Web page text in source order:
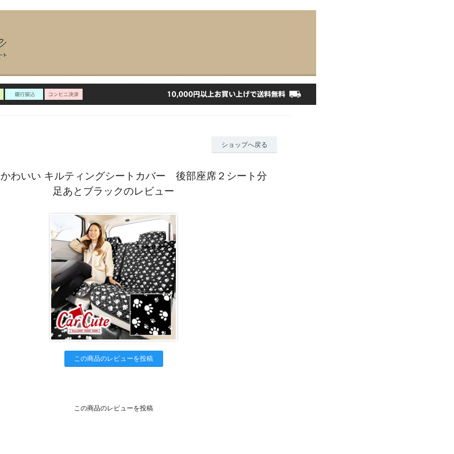
ショップへ戻る
わいい キルティングシートカバー 後部座席２シート分
足あとブラックのレビュー
この商品のレビューを投稿
この商品のレビューを投稿